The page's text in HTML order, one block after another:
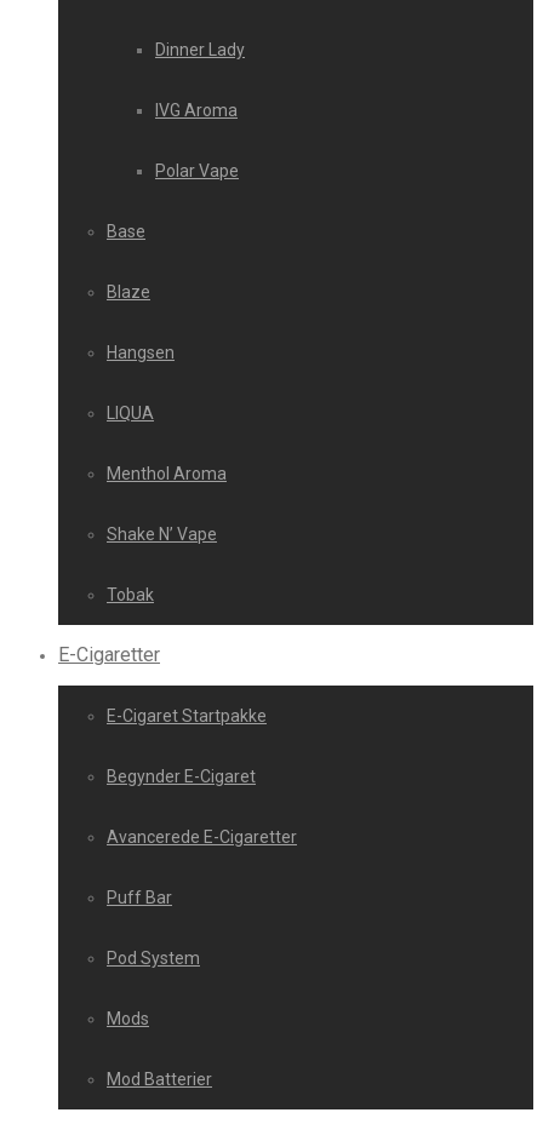
Dinner Lady
IVG Aroma
Polar Vape
Base
Blaze
Hangsen
LIQUA
Menthol Aroma
Shake N’ Vape
Tobak
E-Cigaretter
E-Cigaret Startpakke
Begynder E-Cigaret
Avancerede E-Cigaretter
Puff Bar
Pod System
Mods
Mod Batterier